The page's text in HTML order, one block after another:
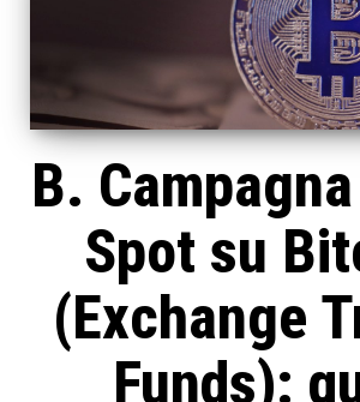
B.
Spot su
(Exchange
Funds):